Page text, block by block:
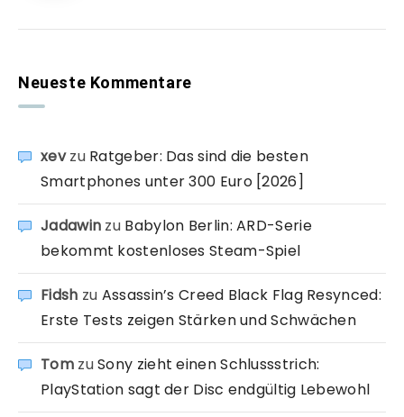
Neueste Kommentare
xevzu Ratgeber: Das sind die besten
Smartphones unter 300 Euro [2026]
Jadawin zu Babylon Berlin: ARD-Serie
bekommt kostenloses Steam-Spiel
Fidsh zu Assassin’s Creed Black Flag Resynced:
Erste Tests zeigen Stärken und Schwächen
TomzuSony zieht einen Schlussstrich:
PlayStation sagt der Disc endgültig Lebewohl